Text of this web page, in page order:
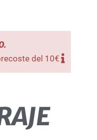
del 10€